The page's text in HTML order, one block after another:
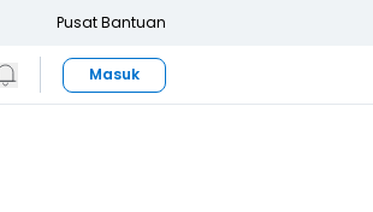
Pusat Bantuan
Masuk